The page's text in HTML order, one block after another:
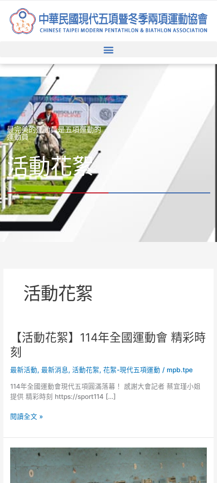
最完美的運動員是五項運動的
運動員
活動花絮
活動花絮
【活動花絮】114年全國運動會 精彩時
刻
最新活動,最新消息,活動花絮,花絮-現代五項運動 / mpb.tpe
114年全國運動會現代五項圓滿落幕！ 感謝大會記者 蔡宜瑾小姐
提供 精彩時刻 https://sport114 […]
【活
動
花
絮】
114
年
全
運
會
精
時
刻
閱讀全文 »
101